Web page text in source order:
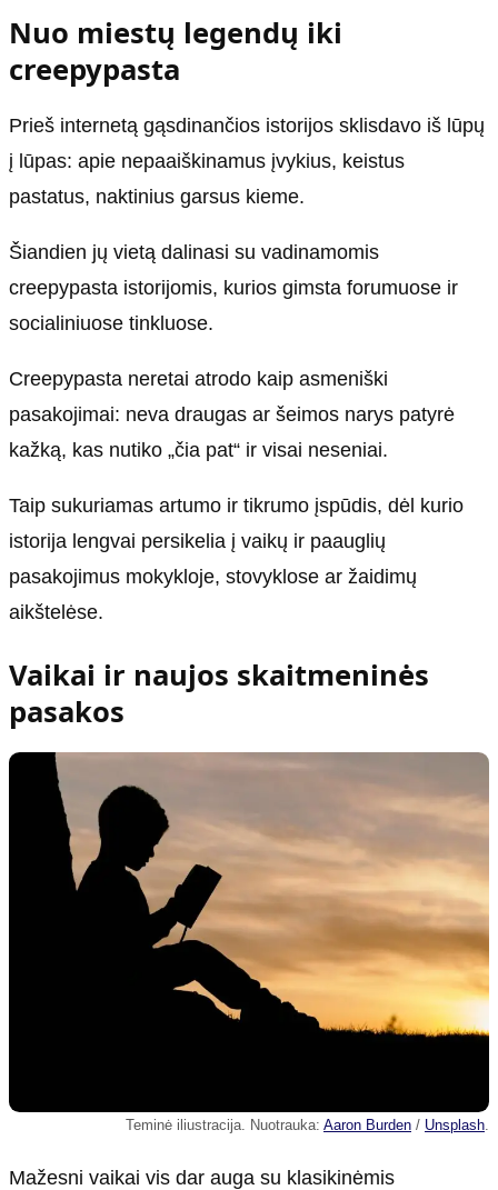
Nuo miestų legendų iki
creepypasta
Prieš internetą gąsdinančios istorijos sklisdavo iš lūpų
į lūpas: apie nepaaiškinamus įvykius, keistus
pastatus, naktinius garsus kieme.
Šiandien jų vietą dalinasi su vadinamomis
creepypasta istorijomis, kurios gimsta forumuose ir
socialiniuose tinkluose.
Creepypasta neretai atrodo kaip asmeniški
pasakojimai: neva draugas ar šeimos narys patyrė
kažką, kas nutiko „čia pat“ ir visai neseniai.
Taip sukuriamas artumo ir tikrumo įspūdis, dėl kurio
istorija lengvai persikelia į vaikų ir paauglių
pasakojimus mokykloje, stovyklose ar žaidimų
aikštelėse.
Vaikai ir naujos skaitmeninės
pasakos
Teminė iliustracija. Nuotrauka: Aaron Burden / Unsplash.
Mažesni vaikai vis dar auga su klasikinėmis